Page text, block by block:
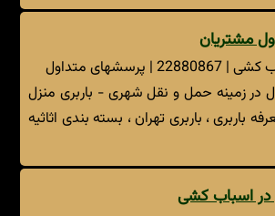
مشتریان
پرسشهای متداول
زمینه حمل و نقل شهری - باربری منزل
باربری ، باربری تهران ، بسته بندی اثاثیه
در اسباب کشی